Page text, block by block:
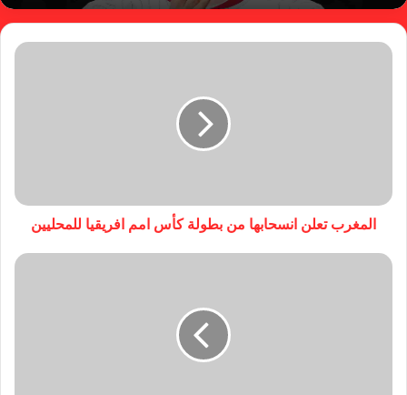
المغرب تعلن انسحابها من بطولة كأس امم افريقيا للمحليين